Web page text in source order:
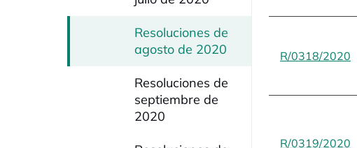
Resoluciones de
agosto de 2020
Resoluciones de
septiembre de
2020
R/0318/2020
R/0319/2020